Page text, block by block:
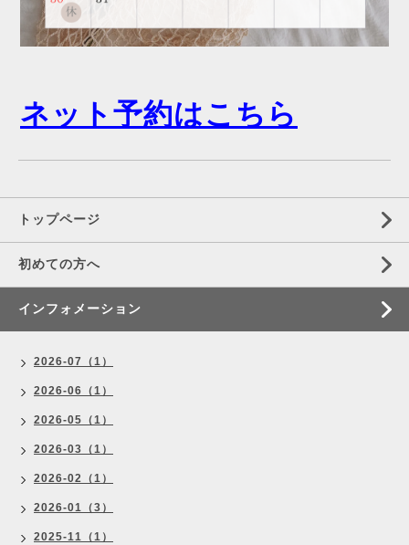
ネット予約はこちら
トップページ
初めての方へ
インフォメーション
2026-07（1）
2026-06（1）
2026-05（1）
2026-03（1）
2026-02（1）
2026-01（3）
2025-11（1）